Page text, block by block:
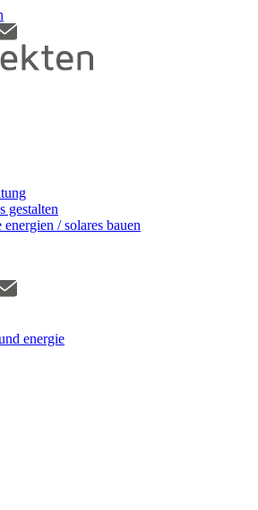
gestalten
energien / solares bauen
energie